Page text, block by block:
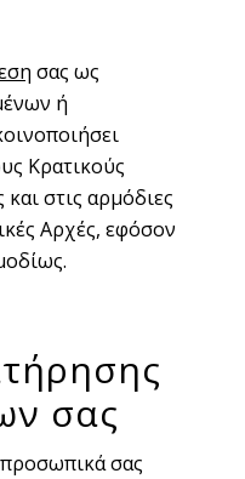
σας ως
ή
Κρατικούς
στις αρμόδιες
Αρχές, εφόσον
σας
σας